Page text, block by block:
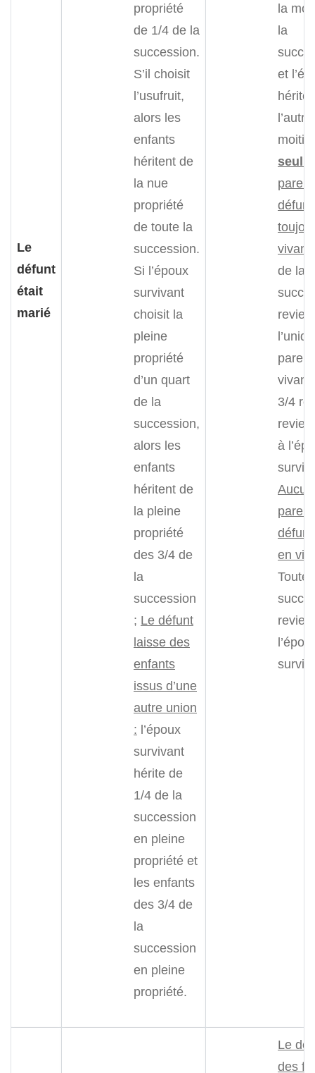
Le
défunt
était
marié
propriété
de 1/4 de la
succession.
S’il choisit
l’usufruit,
alors les
enfants
héritent de
la nue
propriété
de toute la
succession.
Si l’époux
survivant
choisit la
pleine
propriété
d’un quart
de la
succession,
alors les
enfants
héritent de
la pleine
propriété
des 3/4 de
la
succession
; Le défunt
laisse des
enfants
issus d’une
autre union
: l’époux
survivant
hérite de
1/4 de la
succession
en pleine
propriété et
les enfants
des 3/4 de
la
succession
en pleine
propriété.
la
la
et
hérite
l’autre
moitié
seul
vivant
de la
parent
vivant
3/4
à
défunt
en vie
Toute
Le
des